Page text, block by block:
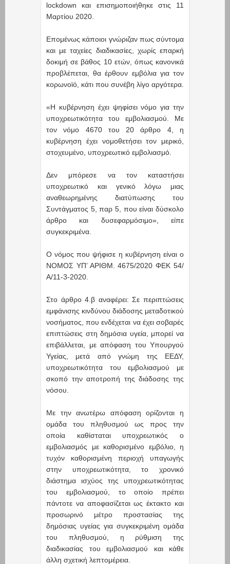
lockdown και επισημοποιήθηκε στις 11
Μαρτίου 2020.
Επομένως κάποιοι γνώριζαν πως σύντομα
και με ταχείες διαδικασίες, χωρίς επαρκή
δοκιμή σε βάθος 10 ετών, όπως κανονικά
προβλέπεται, θα έρθουν εμβόλια για τον
κορωνοϊό, κάτι που συνέβη λίγο αργότερα.
«Η κυβέρνηση έχει ψηφίσει νόμο για την
υποχρεωτικότητα του εμβολιασμού. Με
τον νόμο 4670 του 20 άρθρο 4, η
κυβέρνηση έχει νομοθετήσει τον μερικό,
στοχευμένο, υποχρεωτικό εμβολιασμό.
Δεν μπόρεσε να τον καταστήσει
υποχρεωτικό και γενικό λόγω μιας
αναθεωρημένης διατύπωσης του
Συντάγματος 5, παρ 5, που είναι δύσκολο
άρθρο και δυσεφαρμόσιμο», είπε
συγκεκριμένα.
Ο νόμος που ψήφισε η κυβέρνηση είναι ο
ΝΟΜΟΣ ΥΠ’ ΑΡΙΘΜ. 4675/2020 ΦΕΚ 54/
Α/11-3-2020.
Στο άρθρο 4.β αναφέρει: Σε περιπτώσεις
εμφάνισης κινδύνου διάδοσης μεταδοτικού
νοσήματος, που ενδέχεται να έχει σοβαρές
επιπτώσεις στη δημόσια υγεία, μπορεί να
επιβάλλεται, με απόφαση του Υπουργού
Υγείας, μετά από γνώμη της ΕΕΔΥ,
υποχρεωτικότητα του εμβολιασμού με
σκοπό την αποτροπή της διάδοσης της
νόσου.
Με την ανωτέρω απόφαση ορίζονται η
ομάδα του πληθυσμού ως προς την
οποία καθίσταται υποχρεωτικός ο
εμβολιασμός με καθορισμένο εμβόλιο, η
τυχόν καθορισμένη περιοχή υπαγωγής
στην υποχρεωτικότητα, το χρονικό
διάστημα ισχύος της υποχρεωτικότητας
του εμβολιασμού, το οποίο πρέπει
πάντοτε να αποφασίζεται ως έκτακτο και
προσωρινό μέτρο προστασίας της
δημόσιας υγείας για συγκεκριμένη ομάδα
του πληθυσμού, η ρύθμιση της
διαδικασίας του εμβολιασμού και κάθε
άλλη σχετική λεπτομέρεια.